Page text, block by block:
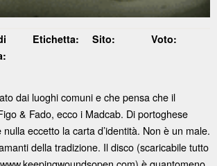
Etichetta: Sito: Voto:
dai luoghi comuni e che pensa che il
& Fado, ecco i Madcab. Di portoghese
eccetto la carta d’identità. Non è un male.
della tradizione. Il disco (scaricabile tutto